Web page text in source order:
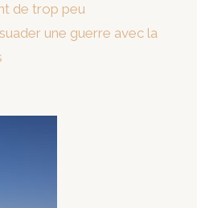
de trop peu
une guerre avec la